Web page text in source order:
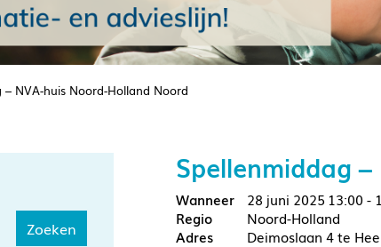
– NVA-huis Noord-Holland Noord
Spellenmiddag
28 juni 2025 13:00 -
Noord-Holland
Deimoslaan 4 te